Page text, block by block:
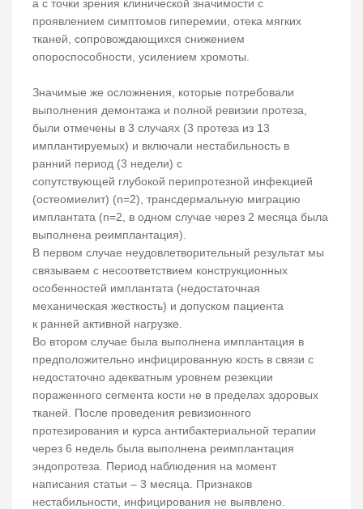
а с точки зрения клинической значимости с
проявлением симптомов гиперемии, отека мягких
тканей, сопровождающихся снижением
опороспособности, усилением хромоты.
Значимые же осложнения, которые потребовали
выполнения демонтажа и полной ревизии протеза,
были отмечены в 3 случаях (3 протеза из 13
имплантируемых) и включали нестабильность в
ранний период (3 недели) с
сопутствующей глубокой перипротезной инфекцией
(остеомиелит) (n=2), трансдермальную миграцию
имплантата (n=2, в одном случае через 2 месяца была
выполнена реимплантация).
В первом случае неудовлетворительный результат мы
связываем с несоответствием конструкционных
особенностей имплантата (недостаточная
механическая жесткость) и допуском пациента
к ранней активной нагрузке.
Во втором случае была выполнена имплантация в
предположительно инфицированную кость в связи с
недостаточно адекватным уровнем резекции
пораженного сегмента кости не в пределах здоровых
тканей. После проведения ревизионного
протезирования и курса антибактериальной терапии
через 6 недель была выполнена реимплантация
эндопротеза. Период наблюдения на момент
написания статьи – 3 месяца. Признаков
нестабильности, инфицирования не выявлено.